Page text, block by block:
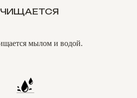
мылом и водой.